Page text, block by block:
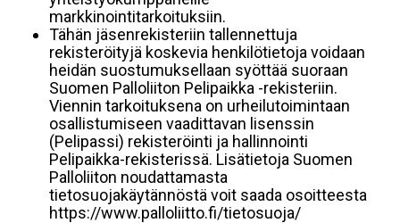
markkinointitarkoituksiin.
Tähän jäsenrekisteriin tallennettuja
rekisteröityjä koskevia henkilötietoja voidaan
heidän suostumuksellaan syöttää suoraan
Suomen Palloliiton Pelipaikka -rekisteriin.
Viennin tarkoituksena on urheilutoimintaan
osallistumiseen vaadittavan lisenssin
(Pelipassi) rekisteröinti ja hallinnointi
Pelipaikka-rekisterissä. Lisätietoja Suomen
Palloliiton noudattamasta
tietosuojakäytännöstä voit saada osoitteesta
https://www.palloliitto.fi/tietosuoja/